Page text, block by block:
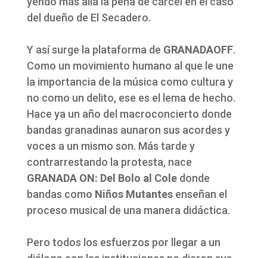
del dueño de El Secadero.
Y así surge la plataforma de GRANADAOFF.
Como un movimiento humano al que le une
la importancia de la música como cultura y
no como un delito, ese es el lema de hecho.
Hace ya un año del macroconcierto donde
bandas granadinas aunaron sus acordes y
voces a un mismo son. Más tarde y
contrarrestando la protesta, nace
GRANADA ON: Del Bolo al Coledonde
bandas como Niños Mutantesenseñan el
proceso musical de una manera didáctica.
Pero todos los esfuerzos por llegar a un